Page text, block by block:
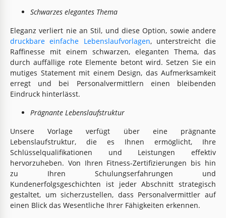
Schwarzes elegantes Thema
Eleganz verliert nie an Stil, und diese Option, sowie andere
druckbare einfache Lebenslaufvorlagen, unterstreicht die
Raffinesse mit einem schwarzen, eleganten Thema, das
durch auffällige rote Elemente betont wird. Setzen Sie ein
mutiges Statement mit einem Design, das Aufmerksamkeit
erregt und bei Personalvermittlern einen bleibenden
Eindruck hinterlässt.
Prägnante Lebenslaufstruktur
Unsere Vorlage verfügt über eine prägnante
Lebenslaufstruktur, die es Ihnen ermöglicht, Ihre
Schlüsselqualifikationen und Leistungen effektiv
hervorzuheben. Von Ihren Fitness-Zertifizierungen bis hin
zu Ihren Schulungserfahrungen und
Kundenerfolgsgeschichten ist jeder Abschnitt strategisch
gestaltet, um sicherzustellen, dass Personalvermittler auf
einen Blick das Wesentliche Ihrer Fähigkeiten erkennen.